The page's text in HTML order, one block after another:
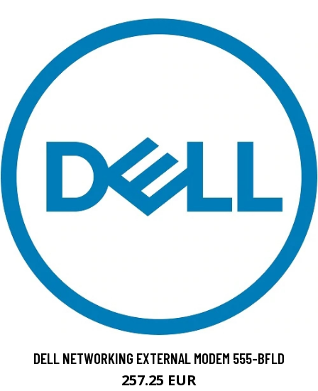
DELL NETWORKING EXTERNAL MODEM 555-BFLD
257.25 EUR